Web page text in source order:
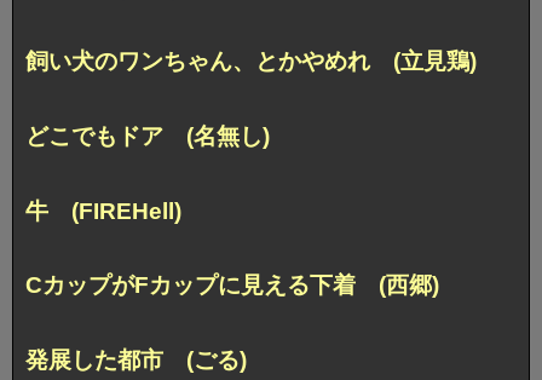
飼い犬のワンちゃん、とかやめれ (立見鶏)
どこでもドア (名無し)
牛 (FIREHell)
CカップがFカップに見える下着 (西郷)
発展した都市 (ごる)